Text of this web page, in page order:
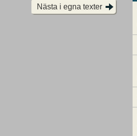
Nästa i egna texter